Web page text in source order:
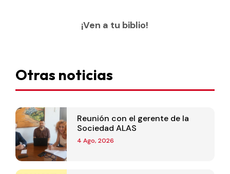
¡Ven a tu biblio!
Otras noticias
Reunión con el gerente de la
Sociedad ALAS
4 Ago, 2026